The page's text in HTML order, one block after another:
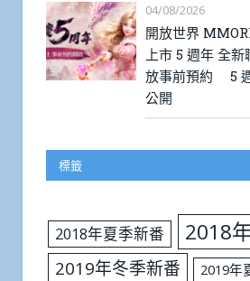
04/08/2026
開放世界
上市 5 週年 全
放事前預約 5
公開
標籤
2018年夏季新番 2018
2019年冬季新番
2019年